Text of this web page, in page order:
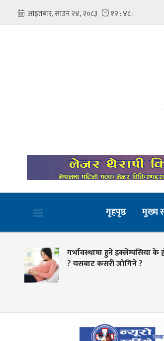
गृहपृष्ठ मुख्य
गर्भावस्थामा हुने इक्लेम्पसिया के हो
? यसबाट कसरी जोगिने ?